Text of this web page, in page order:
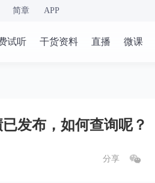
简章 APP
试听 干货资料 直播 微课
发布，如何查询呢？
分享